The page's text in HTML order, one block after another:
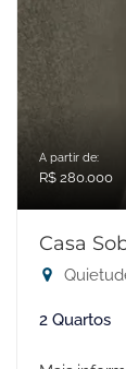
A partir de:
R$ 280.000
Casa
2 Quartos